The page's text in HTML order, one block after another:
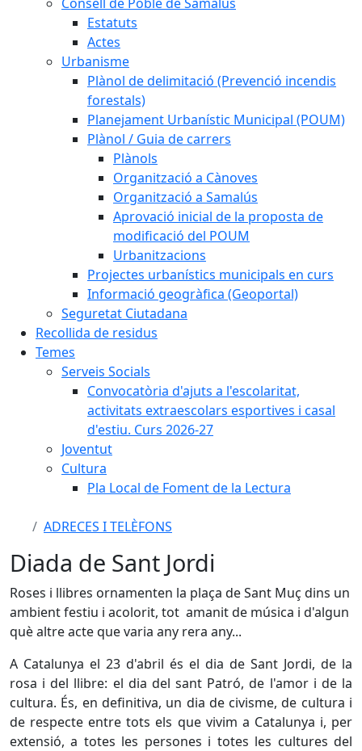
Estatuts
Actes
Urbanisme
Plànol de delimitació (Prevenció incendis
forestals)
Planejament Urbanístic Municipal (POUM)
Plànol / Guia de carrers
Plànols
Organització a Cànoves
Organització a Samalús
Aprovació inicial de la proposta de
modificació del POUM
Urbanitzacions
Projectes urbanístics municipals en curs
Informació geogràfica (Geoportal)
Seguretat Ciutadana
Recollida de residus
Temes
Serveis Socials
Convocatòria d'ajuts a l'escolaritat,
activitats extraescolars esportives i casal
d'estiu. Curs 2026-27
Joventut
Cultura
Pla Local de Foment de la Lectura
ADRECES I TELÈFONS
Diada de Sant Jordi
Roses i llibres ornamenten la plaça de Sant Muç dins un
ambient festiu i acolorit, tot amanit de música i d'algun
què altre acte que varia any rera any...
A Catalunya el 23 d'abril és el dia de Sant Jordi, de la
rosa i del llibre: el dia del sant Patró, de l'amor i de la
cultura. És, en definitiva, un dia de civisme, de cultura i
de respecte entre tots els que vivim a Catalunya i, per
extensió, a totes les persones i totes les cultures del